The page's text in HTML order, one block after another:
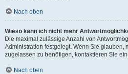
Nach oben
Wieso kann ich nicht mehr
Die maximal zulässige Anzahl von
Administration festgelegt. Wenn Sie glauben,
zugelassen zu benötigen, kontaktieren Sie
Nach oben